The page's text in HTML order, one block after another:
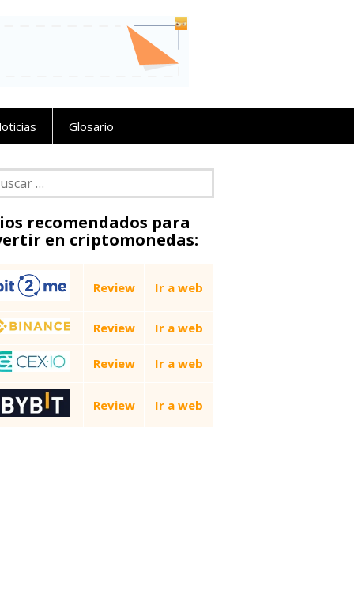
Glosario
recomendados para
en criptomonedas:
Review Ir a web
Review Ir a web
Review Ir a web
Review Ir a web